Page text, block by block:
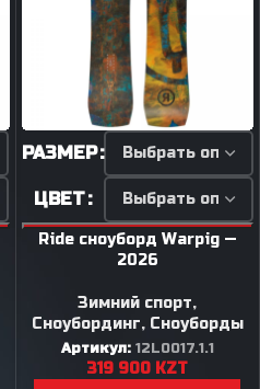
РАЗМЕР
ЦВЕТ
Ride сноуборд Warpig —
2026
Зимний спорт,
Сноубординг, Сноуборды
Артикул: 12L0017.1.1
319 900 KZT